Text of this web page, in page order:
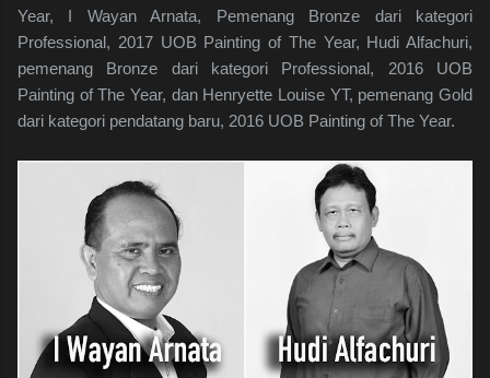
Year, I Wayan Arnata, Pemenang Bronze dari kategori
Professional, 2017 UOB Painting of The Year, Hudi Alfachuri,
pemenang Bronze dari kategori Professional, 2016 UOB
Painting of The Year, dan Henryette Louise YT, pemenang Gold
dari kategori pendatang baru, 2016 UOB Painting of The Year.